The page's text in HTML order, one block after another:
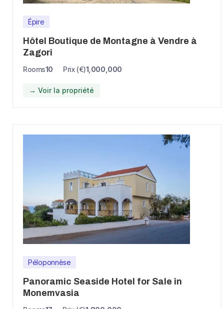
Épire
Hôtel Boutique de Montagne à Vendre à
Zagori
Rooms10 Prix (€)1,000,000
→ Voir la propriété
Péloponnèse
Panoramic Seaside Hotel for Sale in
Monemvasia